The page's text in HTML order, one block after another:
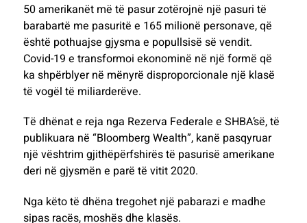
50 amerikanët më të pasur zotërojnë një pasuri të
barabartë me pasuritë e 165 milionë personave, që
është pothuajse gjysma e popullsisë së vendit.
Covid-19 e transformoi ekonominë në një formë që
ka shpërblyer në mënyrë disproporcionale një klasë
të vogël të miliarderëve.
Të dhënat e reja nga Rezerva Federale e SHBA’së, të
publikuara në “Bloomberg Wealth”, kanë pasqyruar
një vështrim gjithëpërfshirës të pasurisë amerikane
deri në gjysmën e parë të vitit 2020.
Nga këto të dhëna tregohet një pabarazi e madhe
sipas racës, moshës dhe klasës.